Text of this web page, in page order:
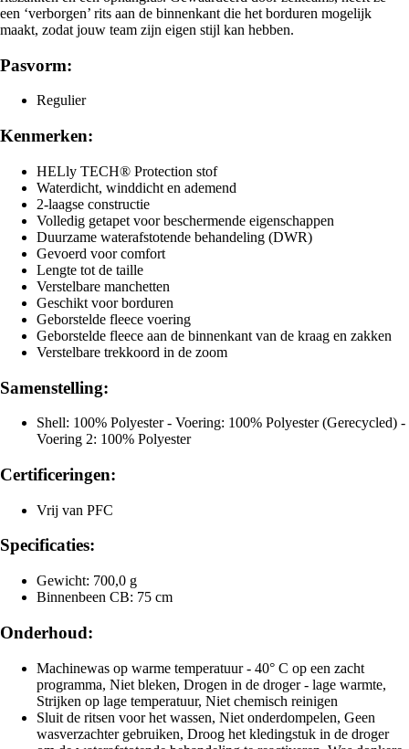
een ‘verborgen’ rits aan de binnenkant die het borduren mogelijk
maakt, zodat jouw team zijn eigen stijl kan hebben.
Pasvorm:
Regulier
Kenmerken:
HELly TECH® Protection stof
Waterdicht, winddicht en ademend
2-laagse constructie
Volledig getapet voor beschermende eigenschappen
Duurzame waterafstotende behandeling (DWR)
Gevoerd voor comfort
Lengte tot de taille
Verstelbare manchetten
Geschikt voor borduren
Geborstelde fleece voering
Geborstelde fleece aan de binnenkant van de kraag en zakken
Verstelbare trekkoord in de zoom
Samenstelling:
Shell: 100% Polyester - Voering: 100% Polyester (Gerecycled) -
Voering 2: 100% Polyester
Certificeringen:
Vrij van PFC
Specificaties:
Gewicht: 700,0 g
Binnenbeen CB: 75 cm
Onderhoud:
Machinewas op warme temperatuur - 40° C op een zacht
programma, Niet bleken, Drogen in de droger - lage warmte,
Strijken op lage temperatuur, Niet chemisch reinigen
Sluit de ritsen voor het wassen, Niet onderdompelen, Geen
wasverzachter gebruiken, Droog het kledingstuk in de droger